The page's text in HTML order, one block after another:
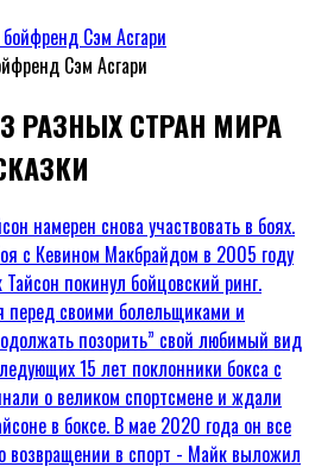
Сэм Асгари
РАЗНЫХ СТРАН МИРА